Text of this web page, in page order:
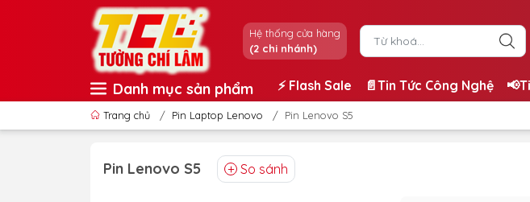
Hệ thống cửa hàng
(2 chi nhánh)
Danh mục sản phẩm ⚡️ Flash Sale 📄Tin Tức Công Nghệ
Trang chủ / Pin Laptop Lenovo / Pin Lenovo S5
Pin Lenovo S5 So sánh